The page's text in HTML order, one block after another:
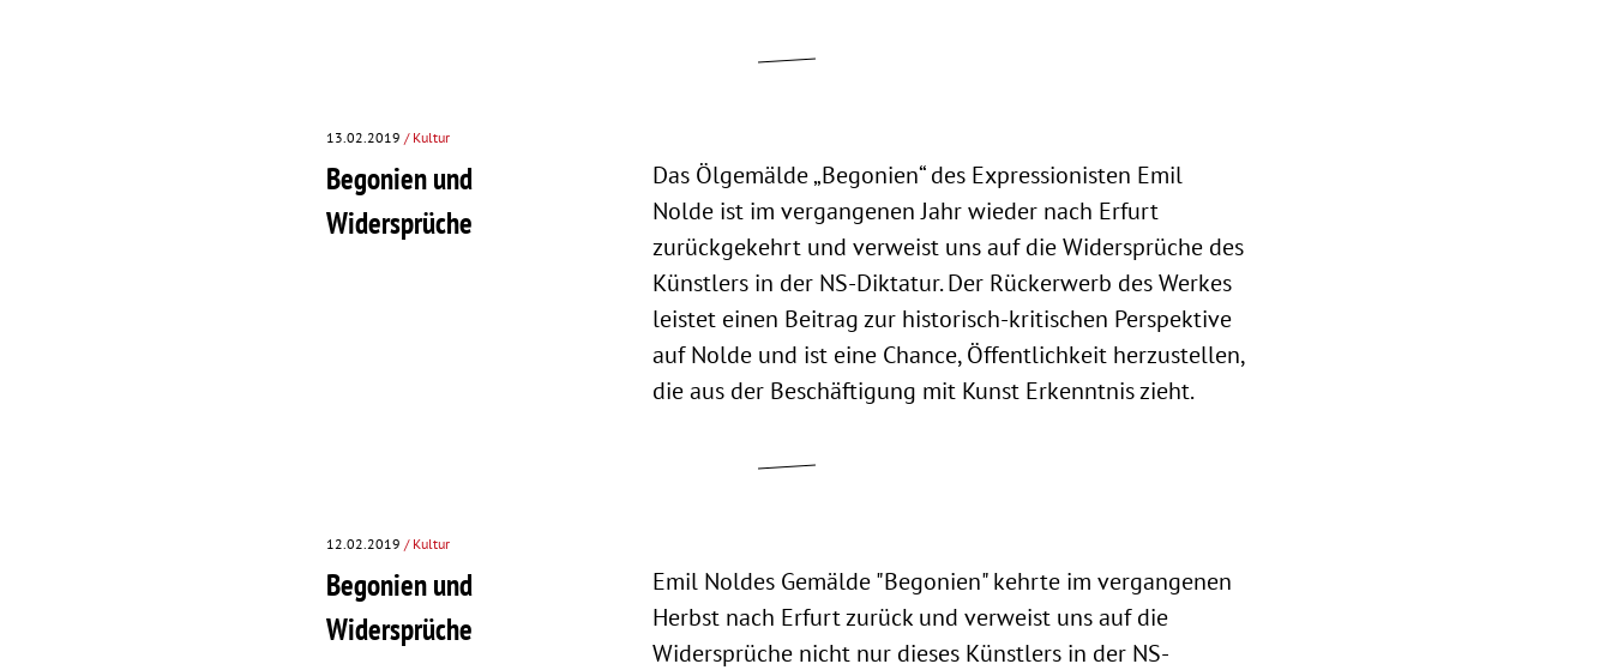
13.02.2019 / Kultur
Begonien und
Widersprüche
Das Ölgemälde „Begonien“ des Expressionisten Emil
Nolde ist im vergangenen Jahr wieder nach Erfurt
zurückgekehrt und verweist uns auf die Widersprüche des
Künstlers in der NS-Diktatur. Der Rückerwerb des Werkes
leistet einen Beitrag zur historisch-kritischen Perspektive
auf Nolde und ist eine Chance, Öffentlichkeit herzustellen,
die aus der Beschäftigung mit Kunst Erkenntnis zieht.
12.02.2019 / Kultur
Begonien und
Widersprüche
Emil Noldes Gemälde "Begonien" kehrte im vergangenen
Herbst nach Erfurt zurück und verweist uns auf die
Widersprüche nicht nur dieses Künstlers in der NS-